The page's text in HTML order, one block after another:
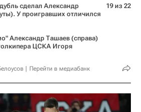
сделал Александр
У проигравших отличился
Александр Ташаев (справа)
ЦСКА Игоря
Перейти в медиабанк
19 из 22